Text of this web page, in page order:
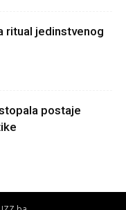
ritual jedinstvenog
postaje